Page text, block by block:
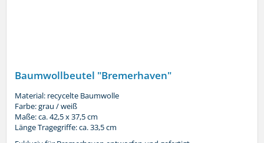
Baumwollbeutel "Bremerhaven"
Material: recycelte Baumwolle
Farbe: grau / weiß
Maße: ca. 42,5 x 37,5 cm
Länge Tragegriffe: ca. 33,5 cm